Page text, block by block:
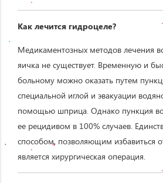
Как лечится гидроцеле?
Медикаментозных методов лечения
яичка не существует. Временную и
больному можно оказать путем
специальной иглой и эвакуации
помощью шприца. Однако пункция
ее рецидивом в 100% случаев.
способом, позволяющим избавиться
является хирургическая операция.